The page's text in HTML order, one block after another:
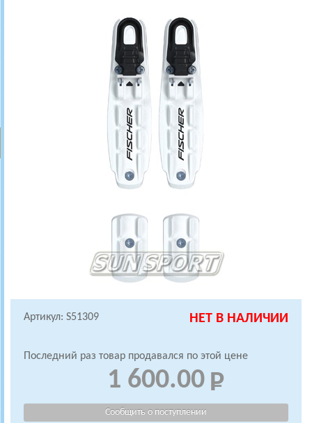
Артикул: S51309 НЕТ В НАЛИЧИИ
Последний раз товар продавался по этой цене
1 600.00